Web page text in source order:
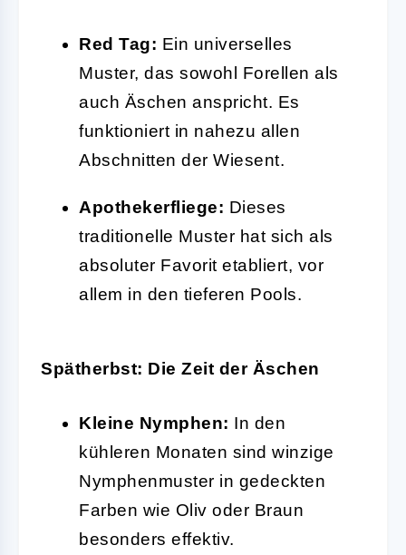
Red Tag: Ein universelles
Muster, das sowohl Forellen als
auch Äschen anspricht. Es
funktioniert in nahezu allen
Abschnitten der Wiesent.
Apothekerfliege: Dieses
traditionelle Muster hat sich als
absoluter Favorit etabliert, vor
allem in den tieferen Pools.
Spätherbst: Die Zeit der Äschen
Kleine Nymphen: In den
kühleren Monaten sind winzige
Nymphenmuster in gedeckten
Farben wie Oliv oder Braun
besonders effektiv.